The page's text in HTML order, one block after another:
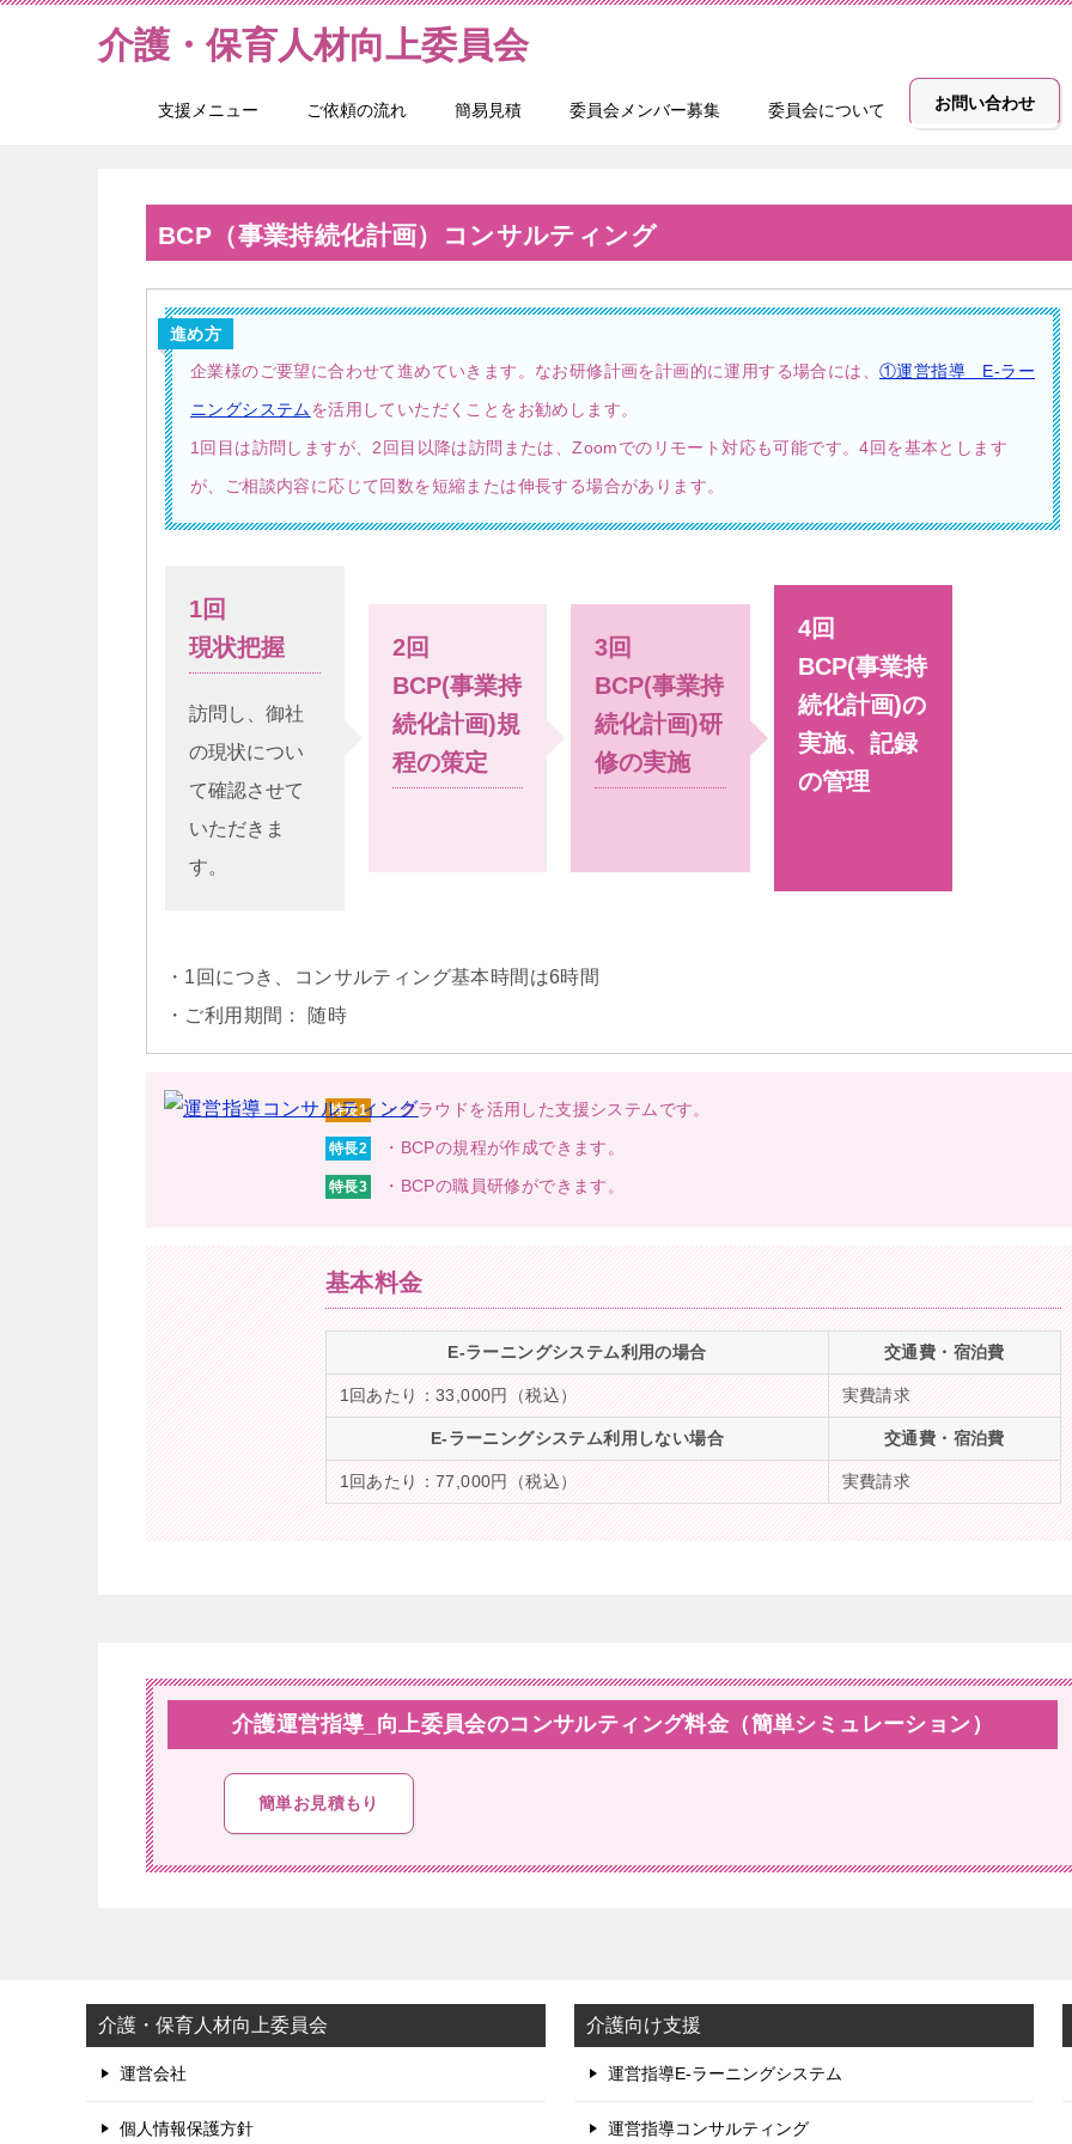
介護・保育人材向上委員会
支援メニュー ご依頼の流れ 簡易見積 委員会メンバー募集 委員会について お問い合わせ
BCP（事業持続化計画）コンサルティング
進め方
企業様のご要望に合わせて進めていきます。なお研修計画を計画的に運用する場合には、 ①運営指導 E-ラー
ニングシステムを活用していただくことをお勧めします。
1回目は訪問しますが、2回目以降は訪問または、Zoomでのリモート対応も可能です。4回を基本とします
が、ご相談内容に応じて回数を短縮または伸長する場合があります。
1回
現状把握
訪問し、御社
の現状につい
て確認させて
いただきま
す。
2回
BCP(事業持
続化計画)規
程の策定
3回
BCP(事業持
続化計画)研
修の実施
4回
BCP(事業持
続化計画)の
実施、記録
の管理
・1回につき、コンサルティング基本時間は6時間
・ご利用期間： 随時
特長1 ・クラウドを活用した支援システムです。
特長2 ・BCPの規程が作成できます。
特長3 ・BCPの職員研修ができます。
基本料金
E-ラーニングシステム利用の場合 交通費・宿泊費
1回あたり：33,000円（税込） 実費請求
E-ラーニングシステム利用しない場合 交通費・宿泊費
1回あたり：77,000円（税込） 実費請求
介護運営指導_向上委員会のコンサルティング料金（簡単シミュレーション）
簡単お見積もり
介護・保育人材向上委員会
運営会社
個人情報保護方針
介護向け支援
運営指導E-ラーニングシステム
運営指導コンサルティング